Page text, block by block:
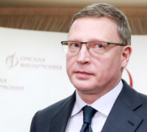
Сайт кандидата
губернаторы
Александра